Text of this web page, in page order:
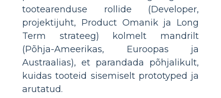
tootearenduse rollide (Developer,
projektijuht, Product Omanik ja Long
Term strateeg) kolmelt mandrilt
(Põhja-Ameerikas, Euroopas ja
Austraalias), et parandada põhjalikult,
kuidas tooteid sisemiselt prototyped ja
arutatud.